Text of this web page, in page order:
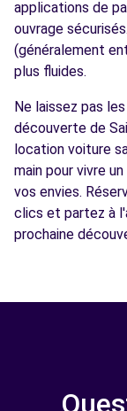
applications de
ouvrage
(généralement
plus fluides.
Ne laissez pas
découverte de
location voiture
main pour vivre
vos envies.
clics et partez à
prochaine